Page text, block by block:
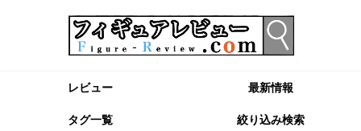
レビュー 最新情報
タグ一覧 絞り込み検索